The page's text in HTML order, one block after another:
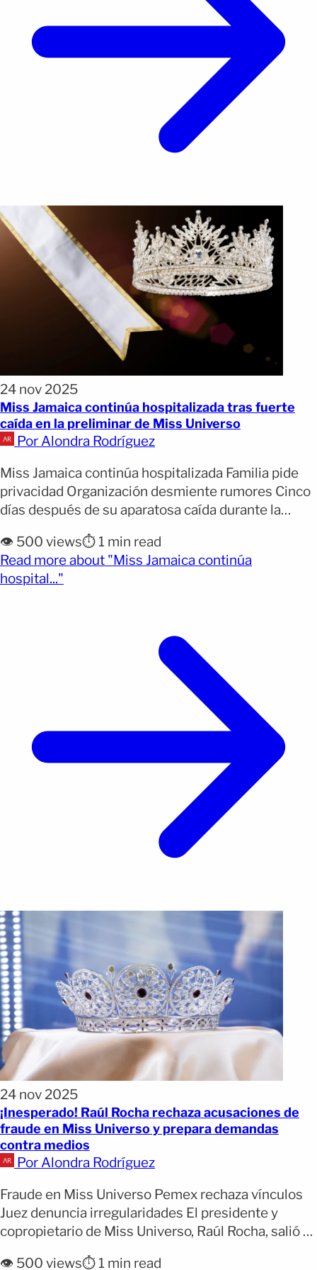
24 nov 2025
Miss Jamaica continúa hospitalizada tras fuerte
caída en la preliminar de Miss Universo
Por Alondra Rodríguez
Miss Jamaica continúa hospitalizada Familia pide
privacidad Organización desmiente rumores Cinco
días después de su aparatosa caída durante la
Universo, la representante de Jamaica, Gabrielle
Henry, permanece hospitalizada en Tailandia. La
concursante de 28 años sufrió el accidente el 19 de
👁️ 500 views⏱️ 1 min read
Read more about "Miss Jamaica continúa
hospital..."
24 nov 2025
¡Inesperado! Raúl Rocha rechaza acusaciones de
fraude en Miss Universo y prepara demandas
contra medios
Por Alondra Rodríguez
Fraude en Miss Universo Pemex rechaza vínculos
Juez denuncia irregularidades El presidente y
copropietario de Miss Universo, Raúl Rocha, salió al
👁️ 500 views⏱️ 1 min read